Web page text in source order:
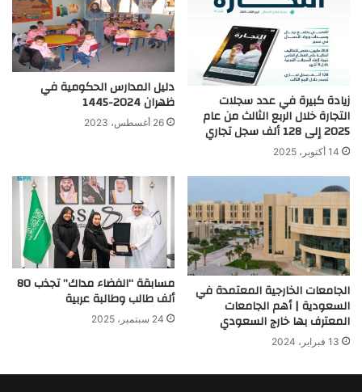
زيادة كبيرة في عدد سجلات
التجارة خلال الربع الثالث من عام
2025 إلى 128 ألف سجل تجاري
14 أكتوبر، 2025
دليل المدارس الحكومية في
ظهران 2024-1445
26 أغسطس، 2023
الجامعات الخارجية المعتمدة في
السعودية | أهم الجامعات
المعترف بها خارج السعودي
13 فبراير، 2024
مسابقة “الفضاء مداك” تجذب 80
ألف طالب وطالبة عربية
24 سبتمبر، 2025